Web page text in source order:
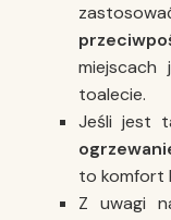
toalecie.
Jeśli jest
to komfort
Z uwagi